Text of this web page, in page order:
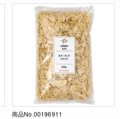
商品No.00196911